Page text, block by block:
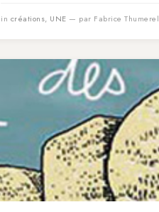
in créations, UNE — par Fabrice Thumerel